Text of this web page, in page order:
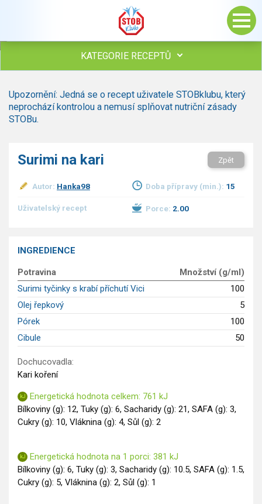
KATEGORIE RECEPTŮ
Polévky
Studená kuchyně
hovězí, telecí
vnitřnosti
Omáčky
Saláty
Sladké pokrmy
Dezerty
Nápoje
Ostatní
GLP-1 recepty
Upozornění: Jedná se o recept uživatele STOBklubu, který
neprochází kontrolou a nemusí splňovat nutriční zásady
STOBu.
Surimi na kari Zpět
Autor: Hanka98 Doba přípravy (min.): 15
Uživatelský recept Porce: 2.00
INGREDIENCE
Potravina
Množství (g/ml)
Surimi tyčinky s krabí příchutí Vici
100
Olej řepkový
5
Pórek
100
Cibule
50
Dochucovadla:
Kari koření
Energetická hodnota celkem: 761 kJ
Bílkoviny (g): 12, Tuky (g): 6, Sacharidy (g): 21, SAFA (g): 3,
Cukry (g): 10, Vláknina (g): 4, Sůl (g): 2
Energetická hodnota na 1 porci: 381 kJ
Bílkoviny (g): 6, Tuky (g): 3, Sacharidy (g): 10.5, SAFA (g): 1.5,
Cukry (g): 5, Vláknina (g): 2, Sůl (g): 1